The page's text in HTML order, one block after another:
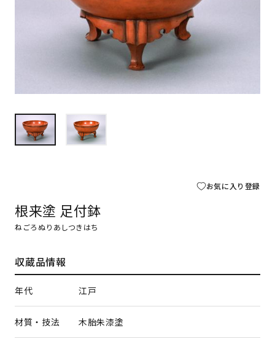
お気に入り登録
根来塗 足付鉢
ねごろぬりあしつきはち
収蔵品情報
年代 江戸
材質・技法 木胎朱漆塗